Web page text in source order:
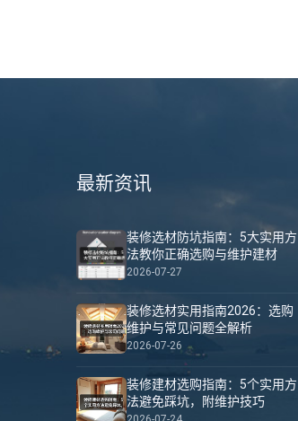
最新资讯
装修选材防坑指南：5大实用方
法教你正确选购与维护建材
2026-07-27
装修选材实用指南2026：选购
维护与常见问题全解析
2026-07-26
装修建材选购指南：5个实用方
法避免踩坑，附维护技巧